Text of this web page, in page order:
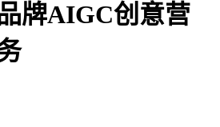
牌AIGC创意营